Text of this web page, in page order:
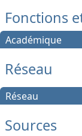
Fonctions
Académique
Réseau
Réseau
Sources